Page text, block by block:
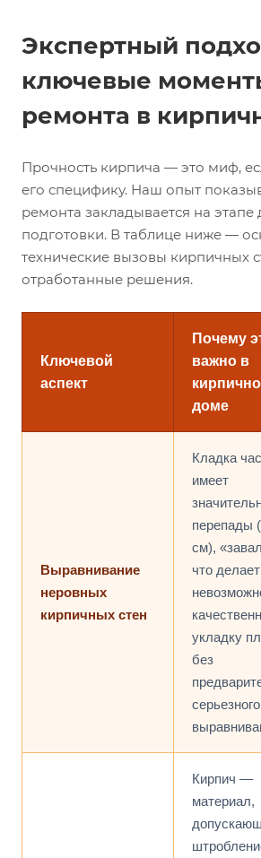
Экспертный
ключевые
ремонта в
Прочность кирпича — это миф,
его специфику. Наш опыт
ремонта закладывается на этапе
подготовки. В таблице ниже —
технические вызовы кирпичных
отработанные решения.
Ключевой
аспект
Почему
важно в
доме
Выравнивание
неровных
кирпичных стен
Кладка
имеет
перепады
см),
что делает
укладку
без
серьезного
Кирпич —
материал,